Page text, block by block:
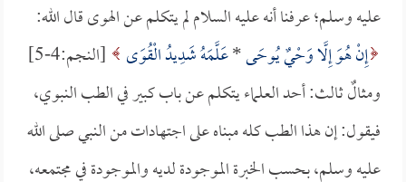
عليه وسلم؛ عرفنا أنه عليه السلام لم يتكلم عن الهوى قال الله:
إِنْ هُوَ إِلَّا وَحْيٌ يُوحَى*عَلَّمَهُ شَدِيدُ الْقُوَى
[النجم:4-5]
ومثالٌ ثالث: أحد العلماء يتكلم عن باب كبير في الطب النبوي،
فيقول: إن هذا الطب كله مبناه على اجتهادات من النبي صلى الله
عليه وسلم، بحسب الخبرة الموجودة لديه والموجودة في مجتمعه،